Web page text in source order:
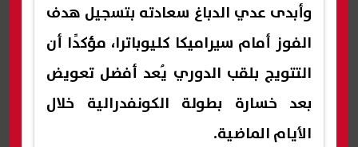
وأبدى عدي الدباغ سعادته بتسجيل هدف
الفوز أمام سيراميكا كليوباترا، مؤكدًا أن
التتويج بلقب الدوري يُعد أفضل تعويض
بعد خسارة بطولة الكونفدرالية خلال
الأيام الماضية.